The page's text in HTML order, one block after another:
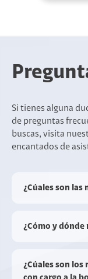
Si tienes alguna
de preguntas
buscas, visita
encantados de
¿Cúales son las
¿Cómo y
¿Cúales son